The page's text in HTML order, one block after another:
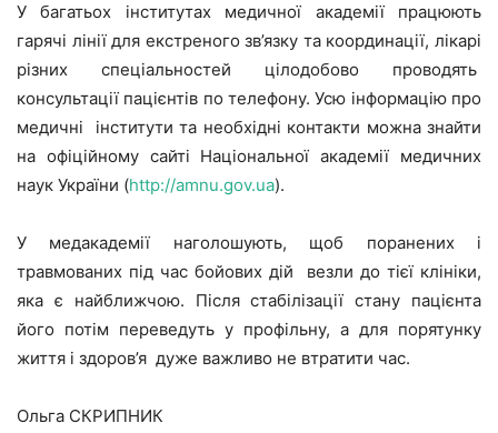
У багатьох інститутах медичної академії працюють
гарячі лінії для екстреного зв’язку та координації, лікарі
різних спеціальностей цілодобово проводять
консультації пацієнтів по телефону. Усю інформацію про
медичні інститути та необхідні контакти можна знайти
на офіційному сайті Національної академії медичних
наук України (http://amnu.gov.ua).
У медакадемії наголошують, щоб поранених і
травмованих під час бойових дій везли до тієї клініки,
яка є найближчою. Після стабілізації стану пацієнта
його потім переведуть у профільну, а для порятунку
життя і здоров’я дуже важливо не втратити час.
Ольга СКРИПНИК